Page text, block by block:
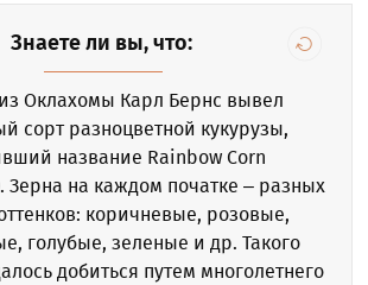
Знаете ли вы, что:
Оклахомы Карл Бернс вывел
сорт разноцветной кукурузы,
название Rainbow Corn
Зерна на каждом початке – разных
коричневые, розовые,
голубые, зеленые и др. Такого
добиться путем многолетнего